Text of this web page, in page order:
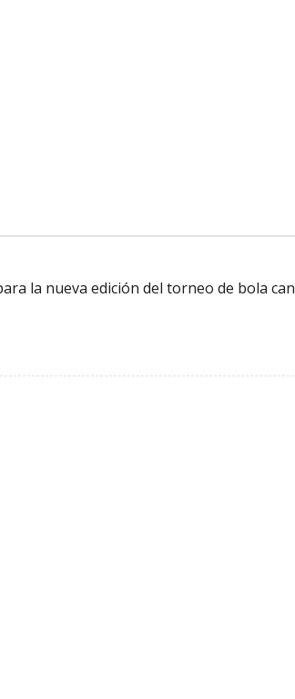
la nueva edición del torneo de bola